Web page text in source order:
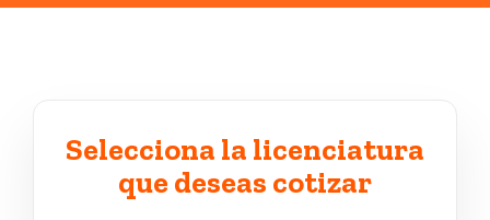
Selecciona la licenciatura
que deseas cotizar